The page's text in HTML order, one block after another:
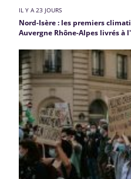
IL Y A 23 JOURS
Nord-Isère : les premiers
Auvergne Rhône-Alpes livrés à